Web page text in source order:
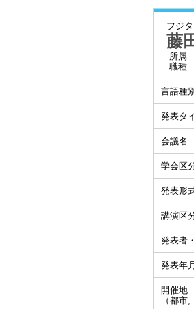
フジ
藤
所属
職種
言語種別
発表タ
会議名
学会区
発表形
講演区
発表者
発表年
開催地
（都市,